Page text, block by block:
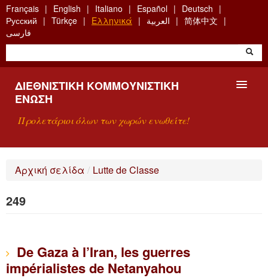
Skip
to
main
content
Français English Italiano Español
Deutsch
Русский
Türkçe Ελληνικά العربية
简体中文
فارسی
ΔΙΕΘΝΙΣΤΙΚΉ ΚΟΜΜΟΥΝΙΣΤΙΚΉ
ΈΝΩΣΗ
Προλετάριοι όλων των χωρών ενωθείτε!
Αρχική σελίδα / Lutte de Classe
249
De Gaza à l’Iran, les guerres
impérialistes de Netanyahou